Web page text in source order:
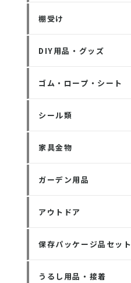
棚受け
DIY用品・グッズ
ゴム・ロープ・シート
シール類
家具金物
ガーデン用品
アウトドア
保存パッケージ品セット
うるし用品・接着